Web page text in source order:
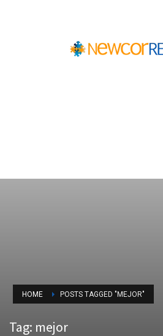
HOME POSTS TAGGED "MEJOR"
Tag: mejor